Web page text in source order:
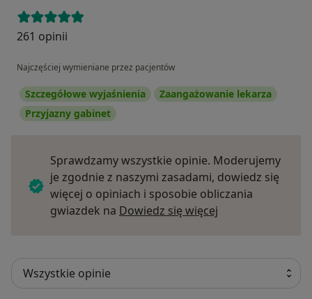
261 opinii
Najczęściej wymieniane przez pacjentów
Szczegółowe wyjaśnienia
Zaangażowanie lekarza
Przyjazny gabinet
Sprawdzamy wszystkie opinie. Moderujemy
je zgodnie z naszymi zasadami, dowiedz się
więcej o opiniach i sposobie obliczania
gwiazdek na Dowiedz się więcej